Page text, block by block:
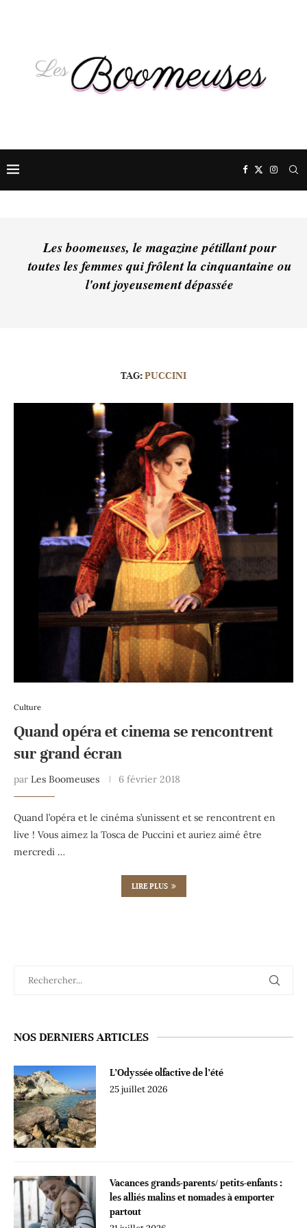
Les boomeuses, le magazine pétillant pour
toutes les femmes qui frôlent la cinquantaine ou
l'ont joyeusement dépassée
TAG:PUCCINI
Culture
Quand opéra et cinema se rencontrent
sur grand écran
par Les Boomeuses 6 février 2018
Quand l’opéra et le cinéma s’unissent et se rencontrent en
live ! Vous aimez la Tosca de Puccini et auriez aimé être
mercredi …
LIRE PLUS
NOS DERNIERS ARTICLES
L’Odyssée olfactive de l’été
25 juillet 2026
Vacances grands-parents/ petits-enfants :
les alliés malins et nomades à emporter
partout